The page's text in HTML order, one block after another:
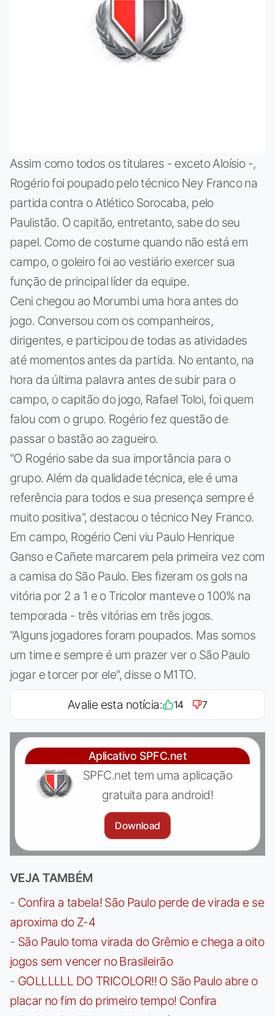
Assim como todos os titulares - exceto Aloísio -,
Rogério foi poupado pelo técnico Ney Franco na
partida contra o Atlético Sorocaba, pelo
Paulistão. O capitão, entretanto, sabe do seu
papel. Como de costume quando não está em
campo, o goleiro foi ao vestiário exercer sua
função de principal líder da equipe.
Ceni chegou ao Morumbi uma hora antes do
jogo. Conversou com os companheiros,
dirigentes, e participou de todas as atividades
até momentos antes da partida. No entanto, na
hora da última palavra antes de subir para o
campo, o capitão do jogo, Rafael Toloi, foi quem
falou com o grupo. Rogério fez questão de
passar o bastão ao zagueiro.
"O Rogério sabe da sua importância para o
grupo. Além da qualidade técnica, ele é uma
referência para todos e sua presença sempre é
muito positiva", destacou o técnico Ney Franco.
Em campo, Rogério Ceni viu Paulo Henrique
Ganso e Cañete marcarem pela primeira vez com
a camisa do São Paulo. Eles fizeram os gols na
vitória por 2 a 1 e o Tricolor manteve o 100% na
temporada - três vitórias em três jogos.
"Alguns jogadores foram poupados. Mas somos
um time e sempre é um prazer ver o São Paulo
jogar e torcer por ele", disse o M1TO.
Avalie esta notícia: 14 7
Aplicativo SPFC.net
SPFC.net tem uma aplicação
gratuita para android!
Download
VEJA TAMBÉM
- Confira a tabela! São Paulo perde de virada e se
aproxima do Z-4
- São Paulo toma virada do Grêmio e chega a oito
jogos sem vencer no Brasileirão
- GOLLLLLL DO TRICOLOR!! O São Paulo abre o
placar no fim do primeiro tempo! Confira